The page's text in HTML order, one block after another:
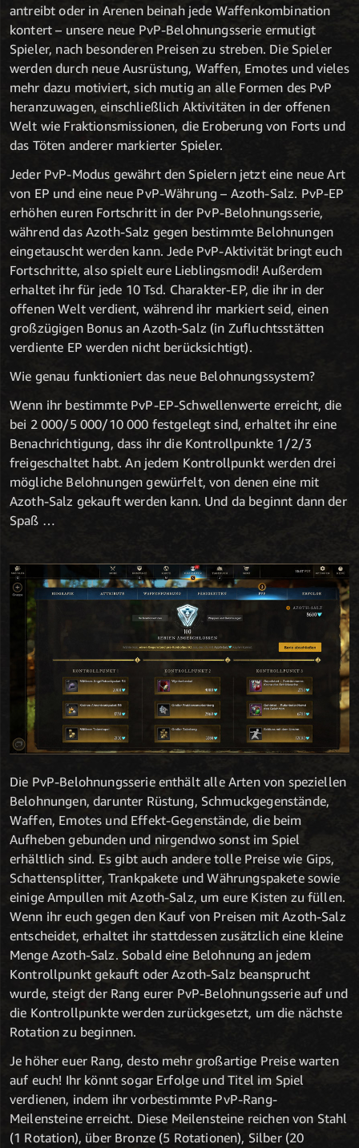
antreibt oder in Arenen beinah jede Waffenkombination
kontert – unsere neue PvP-Belohnungsserie ermutigt
Spieler, nach besonderen Preisen zu streben. Die Spieler
werden durch neue Ausrüstung, Waffen, Emotes und vieles
mehr dazu motiviert, sich mutig an alle Formen des PvP
heranzuwagen, einschließlich Aktivitäten in der offenen
Welt wie Fraktionsmissionen, die Eroberung von Forts und
das Töten anderer markierter Spieler.
Jeder PvP-Modus gewährt den Spielern jetzt eine neue Art
von EP und eine neue PvP-Währung – Azoth-Salz. PvP-EP
erhöhen euren Fortschritt in der PvP-Belohnungsserie,
während das Azoth-Salz gegen bestimmte Belohnungen
eingetauscht werden kann. Jede PvP-Aktivität bringt euch
Fortschritte, also spielt eure Lieblingsmodi! Außerdem
erhaltet ihr für jede 10 Tsd. Charakter-EP, die ihr in der
offenen Welt verdient, während ihr markiert seid, einen
großzügigen Bonus an Azoth-Salz (in Zufluchtsstätten
verdiente EP werden nicht berücksichtigt).
Wie genau funktioniert das neue Belohnungssystem?
Wenn ihr bestimmte PvP-EP-Schwellenwerte erreicht, die
bei 2 000/5 000/10 000 festgelegt sind, erhaltet ihr eine
Benachrichtigung, dass ihr die Kontrollpunkte 1/2/3
freigeschaltet habt. An jedem Kontrollpunkt werden drei
mögliche Belohnungen gewürfelt, von denen eine mit
Azoth-Salz gekauft werden kann. Und da beginnt dann der
Spaß …
Die PvP-Belohnungsserie enthält alle Arten von speziellen
Belohnungen, darunter Rüstung, Schmuckgegenstände,
Waffen, Emotes und Effekt-Gegenstände, die beim
Aufheben gebunden und nirgendwo sonst im Spiel
erhältlich sind. Es gibt auch andere tolle Preise wie Gips,
Schattensplitter, Trankpakete und Währungspakete sowie
einige Ampullen mit Azoth-Salz, um eure Kisten zu füllen.
Wenn ihr euch gegen den Kauf von Preisen mit Azoth-Salz
entscheidet, erhaltet ihr stattdessen zusätzlich eine kleine
Menge Azoth-Salz. Sobald eine Belohnung an jedem
Kontrollpunkt gekauft oder Azoth-Salz beansprucht
wurde, steigt der Rang eurer PvP-Belohnungsserie auf und
die Kontrollpunkte werden zurückgesetzt, um die nächste
Rotation zu beginnen.
Je höher euer Rang, desto mehr großartige Preise warten
auf euch! Ihr könnt sogar Erfolge und Titel im Spiel
verdienen, indem ihr vorbestimmte PvP-Rang-
Meilensteine erreicht. Diese Meilensteine reichen von Stahl
(1 Rotation), über Bronze (5 Rotationen), Silber (20